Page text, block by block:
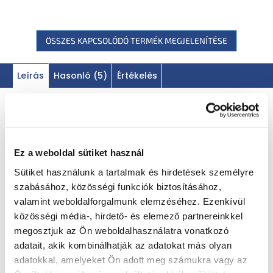
Ez a weboldal sütiket használ
Sütiket használunk a tartalmak és hirdetések személyre
szabásához, közösségi funkciók biztosításához,
valamint weboldalforgalmunk elemzéséhez. Ezenkívül
közösségi média-, hirdető- és elemező partnereinkkel
megosztjuk az Ön weboldalhasználatra vonatkozó
adatait, akik kombinálhatják az adatokat más olyan
adatokkal, amelyeket Ön adott meg számukra vagy az
ÖSSZES KAPCSOLÓDÓ TERMÉK MEGJELENÍTÉSE
Leírás Hasonló (5) Értékelés
Jót tesz a kis ínyenceknek, és megmenti
a bolygót
Franciaországban
85 %
bio banán